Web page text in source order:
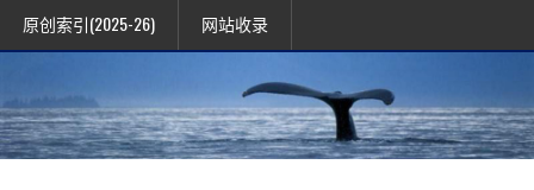
原创索引(2025-26) 网站收录